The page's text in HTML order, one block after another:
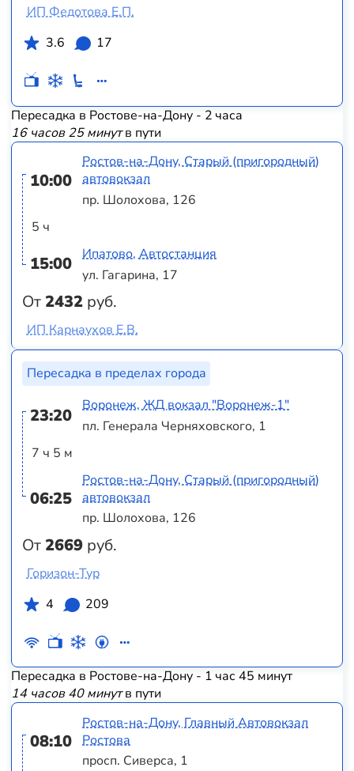
ИП Федотова Е.П.
3.6
17
Пересадка в Ростове-на-Дону - 2 часа
16 часов 25 минутв пути
10:00
5 ч
15:00
От2432 руб.
Ростов-на-Дону, Старый (пригородный)
автовокзал
пр. Шолохова, 126
Ипатово, Автостанция
ул. Гагарина, 17
ИП Карнаухов Е.В.
Пересадка в пределах города
23:20
7 ч 5 м
06:25
От2669 руб.
Воронеж, ЖД вокзал "Воронеж-1"
пл. Генерала Черняховского, 1
Ростов-на-Дону, Старый (пригородный)
автовокзал
пр. Шолохова, 126
Горизон-Тур
4
209
Пересадка в Ростове-на-Дону - 1 час 45 минут
14 часов 40 минутв пути
08:10
Ростов-на-Дону, Главный Автовокзал
Ростова
просп. Сиверса, 1